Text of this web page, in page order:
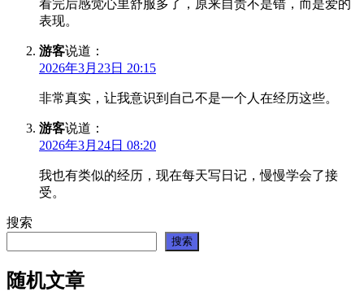
看完后感觉心里舒服多了，原来自责不是错，而是爱的
表现。
游客说道：
2026年3月23日 20:15
非常真实，让我意识到自己不是一个人在经历这些。
游客说道：
2026年3月24日 08:20
我也有类似的经历，现在每天写日记，慢慢学会了接
受。
搜索
搜索
随机文章